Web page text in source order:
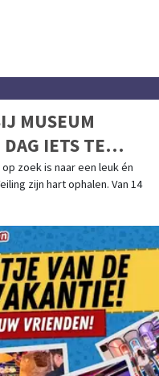
MUSEUM
IETS TE
zoek is naar een leuk én
zijn hart ophalen. Van 14